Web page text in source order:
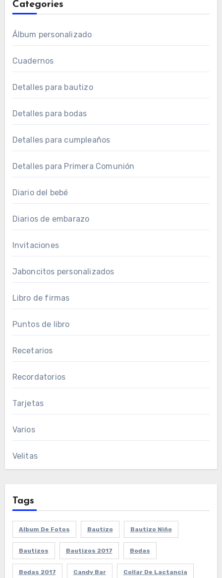
Categories
Álbum personalizado
Cuadernos
Detalles para bautizo
Detalles para bodas
Detalles para cumpleaños
Detalles para Primera Comunión
Diario del bebé
Diarios de embarazo
Invitaciones
Jaboncitos personalizados
Libro de firmas
Puntos de libro
Recetarios
Recordatorios
Tarjetas
Varios
Velitas
Tags
Album De Fotos Bautizo Bautizo Niño
Bautizos Bautizos 2017 Bodas
Bodas 2017 Candy Bar Collar De Lactancia